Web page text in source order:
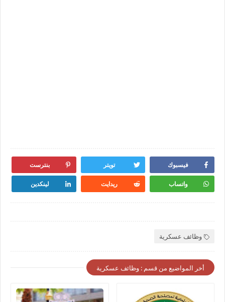
فيسبوك تويتر بنترست
واتساب ريدايت لينكدين
وظائف عسكرية
أخر المواضيع من قسم : وظائف عسكرية